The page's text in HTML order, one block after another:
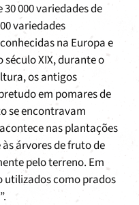
000 variedades de
variedades
na Europa e
XIX, durante o
os antigos
em pomares de
se encontravam
nas plantações
árvores de fruto de
pelo terreno. Em
utilizados como prados